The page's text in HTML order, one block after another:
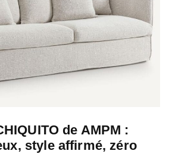
de AMPM :
style affirmé, zéro